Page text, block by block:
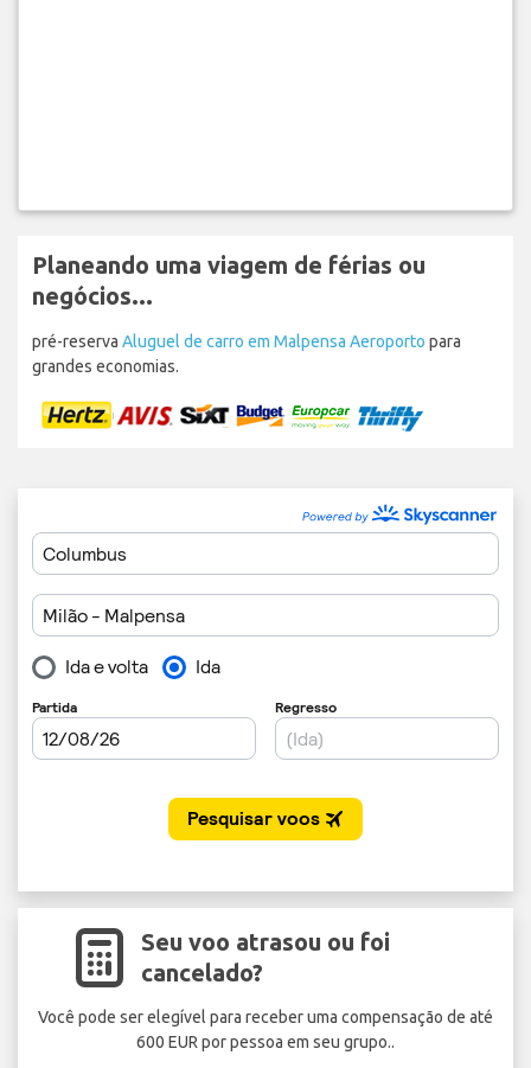
Planeando uma viagem de férias ou
negócios...
pré-reserva Aluguel de carro em Malpensa Aeroporto para
grandes economias.
Seu voo atrasou ou foi
cancelado?
Você pode ser elegível para receber uma compensação de até
600 EUR por pessoa em seu grupo..